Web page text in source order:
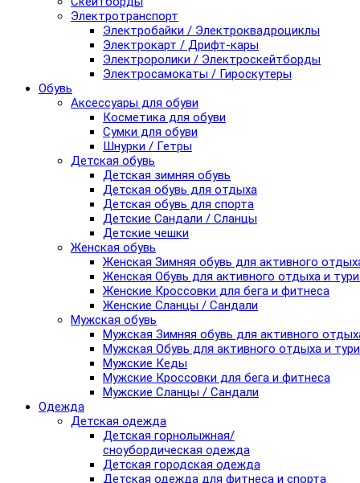
Электротранспорт
Электробайки / Электроквадроциклы
Электрокарт / Дрифт-кары
Электроролики / Электроскейтборды
Электросамокаты / Гироскутеры
Обувь
Аксессуары для обуви
Косметика для обуви
Сумки для обуви
Шнурки / Гетры
Детская обувь
Детская зимняя обувь
Детская обувь для отдыха
Детская обувь для спорта
Детские Сандали / Сланцы
Детские чешки
Женская обувь
Женская Зимняя обувь для активного
Женская Обувь для активного отдыха и
Женские Кроссовки для бега и фитнеса
Женские Сланцы / Сандали
Мужская обувь
Мужская Зимняя обувь для активного
Мужская Обувь для активного отдыха и
Мужские Кеды
Мужские Кроссовки для бега и фитнеса
Мужские Сланцы / Сандали
Одежда
Детская одежда
Детская горнолыжная/
сноубордическая одежда
Детская городская одежда
Детская одежда для фитнеса и спорта